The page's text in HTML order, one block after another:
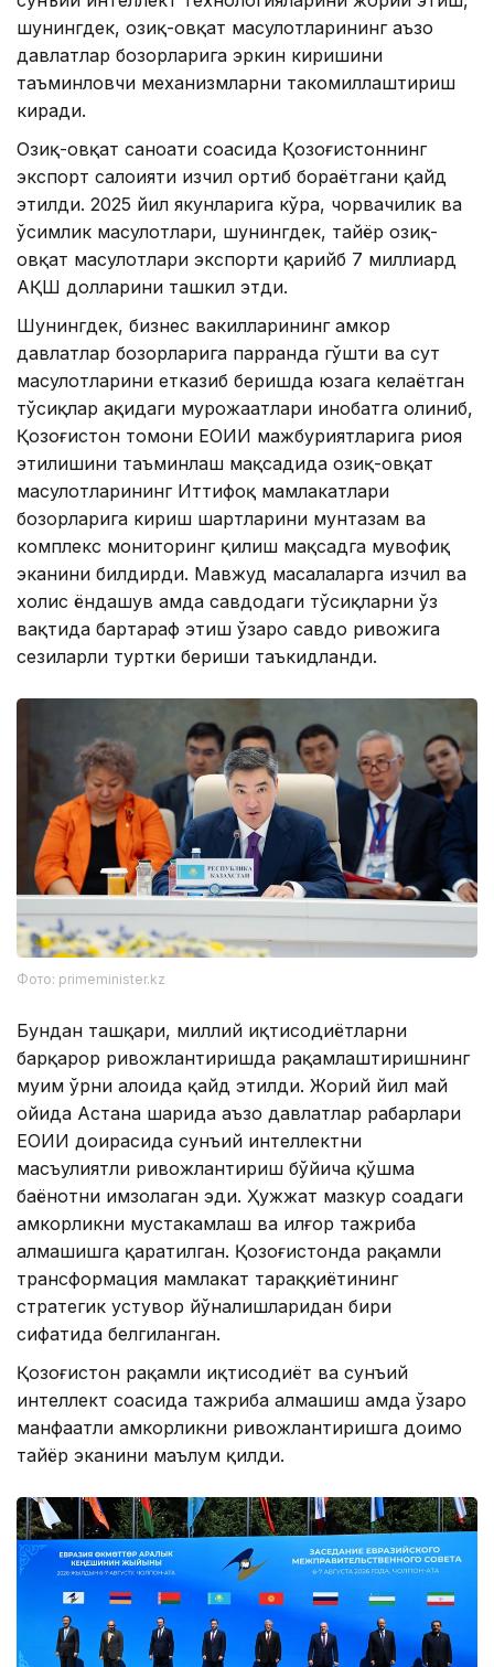
шунингдек, озиқ-овқат маҳсулотларининг аъзо
давлатлар бозорларига эркин киришини
таъминловчи механизмларни такомиллаштириш
киради.
Озиқ-овқат саноати соҳасида Қозоғистоннинг
экспорт салоҳияти изчил ортиб бораётгани қайд
этилди. 2025 йил якунларига кўра, чорвачилик ва
ўсимлик маҳсулотлари, шунингдек, тайёр озиқ-
овқат маҳсулотлари экспорти қарийб 7 миллиард
АҚШ долларини ташкил этди.
Шунингдек, бизнес вакилларининг ҳамкор
давлатлар бозорларига парранда гўшти ва сут
маҳсулотларини етказиб беришда юзага келаётган
тўсиқлар ҳақидаги мурожаатлари инобатга олиниб,
Қозоғистон томони ЕОИИ мажбуриятларига риоя
этилишини таъминлаш мақсадида озиқ-овқат
маҳсулотларининг Иттифоқ мамлакатлари
бозорларига кириш шартларини мунтазам ва
комплекс мониторинг қилиш мақсадга мувофиқ
эканини билдирди. Мавжуд масалаларга изчил ва
холис ёндашув ҳамда савдодаги тўсиқларни ўз
вақтида бартараф этиш ўзаро савдо ривожига
сезиларли туртки бериши таъкидланди.
Фото: primeminister.kz
Бундан ташқари, миллий иқтисодиётларни
барқарор ривожлантиришда рақамлаштиришнинг
муҳим ўрни алоҳида қайд этилди. Жорий йил май
ойида Астана шаҳрида аъзо давлатлар раҳбарлари
ЕОИИ доирасида сунъий интеллектни
масъулиятли ривожлантириш бўйича қўшма
баёнотни имзолаган эди. Ҳужжат мазкур соҳадаги
ҳамкорликни мустаҳкамлаш ва илғор тажриба
алмашишга қаратилган. Қозоғистонда рақамли
трансформация мамлакат тараққиётининг
стратегик устувор йўналишларидан бири
сифатида белгиланган.
Қозоғистон рақамли иқтисодиёт ва сунъий
интеллект соҳасида тажриба алмашиш ҳамда ўзаро
манфаатли ҳамкорликни ривожлантиришга доимо
тайёр эканини маълум қилди.